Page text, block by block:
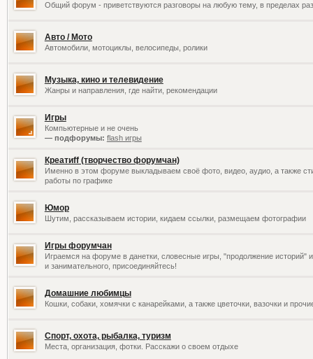
Общий форум - приветствуются разговоры на любую тему, в пределах
Авто / Мото
Автомобили, мотоциклы, велосипеды, ролики
Музыка, кино и телевидение
Жанры и направления, где найти, рекомендации
Игры
Компьютерные и не очень
— подфорумы: flash игры
Креатиff (творчество форумчан)
Именно в этом форуме выкладываем своё фото, видео, аудио, а также
работы по графике
Юмор
Шутим, рассказываем истории, кидаем ссылки, размещаем фотографии
Игры форумчан
Играемся на форуме в данетки, словесные игры, "продолжение историй"
и занимательного, присоединяйтесь!
Домашние любимцы
Кошки, собаки, хомячки с канарейками, а также цветочки, вазочки и
Спорт, охота, рыбалка, туризм
Места, организация, фотки. Расскажи о своем отдыхе